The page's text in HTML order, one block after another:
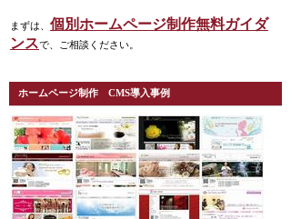
まずは、 個別ホームページ制作無料ガイダ
ンスで、ご相談ください。
ホームページ制作 CMS導入事例